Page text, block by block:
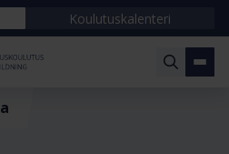
Koulutuskalenteri